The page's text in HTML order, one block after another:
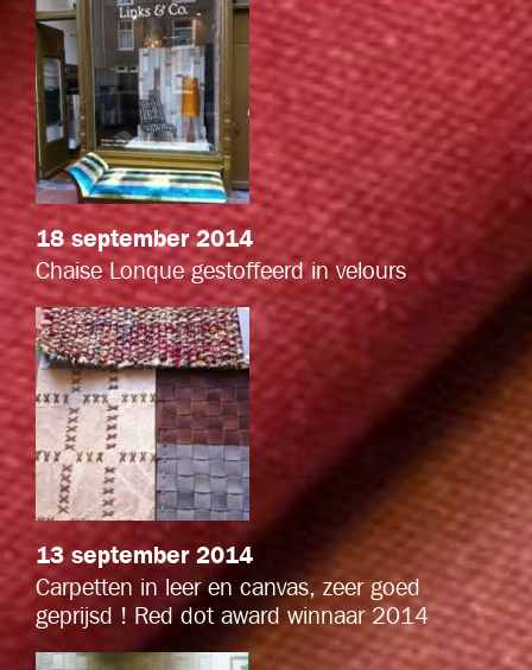
18 september 2014
Chaise Lonque gestoffeerd in velours
13 september 2014
Carpetten in leer en canvas, zeer goed
geprijsd ! Red dot award winnaar 2014